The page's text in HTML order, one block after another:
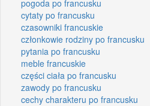
pogoda po francusku
cytaty po francusku
czasowniki francuskie
członkowie rodziny po francusku
pytania po francusku
meble francuskie
części ciała po francusku
zawody po francusku
cechy charakteru po francusku